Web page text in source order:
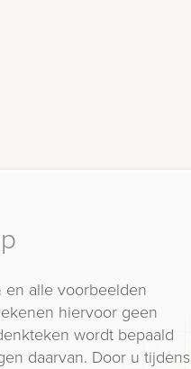
en alle voorbeelden
hiervoor geen
wordt bepaald
daarvan. Door u tijdens